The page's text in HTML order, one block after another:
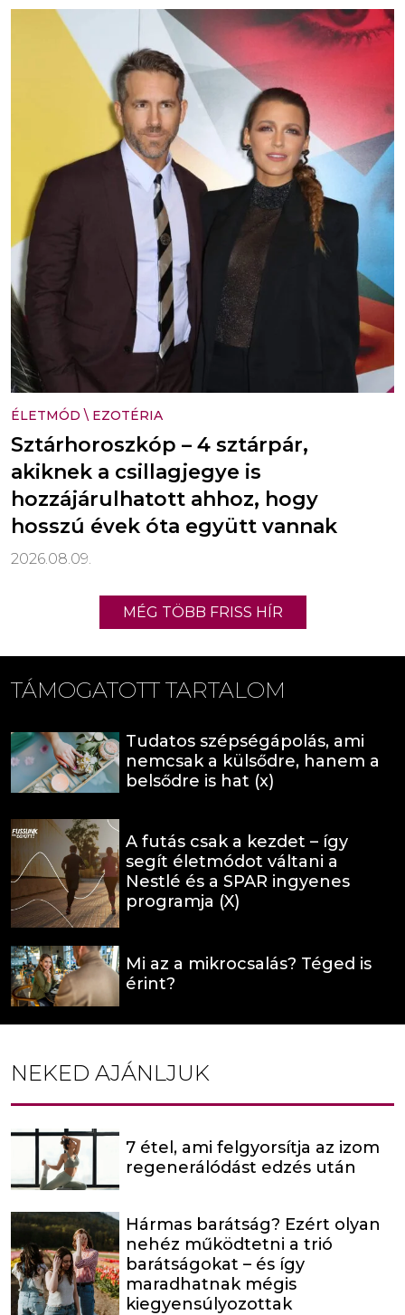
ÉLETMÓD \ EZOTÉRIA
Sztárhoroszkóp – 4 sztárpár,
akiknek a csillagjegye is
hozzájárulhatott ahhoz, hogy
hosszú évek óta együtt vannak
2026.08.09.
MÉG TÖBB FRISS HÍR
TÁMOGATOTT TARTALOM
Tudatos szépségápolás, ami
nemcsak a külsődre, hanem a
belsődre is hat (x)
A futás csak a kezdet – így
segít életmódot váltani a
Nestlé és a SPAR ingyenes
programja (X)
Mi az a mikrocsalás? Téged is
érint?
NEKED AJÁNLJUK
7 étel, ami felgyorsítja az izom
regenerálódást edzés után
Hármas barátság? Ezért olyan
nehéz működtetni a trió
barátságokat – és így
maradhatnak mégis
kiegyensúlyozottak